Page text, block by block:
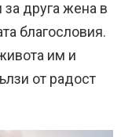
друга жена в
благословия.
им и
от радост